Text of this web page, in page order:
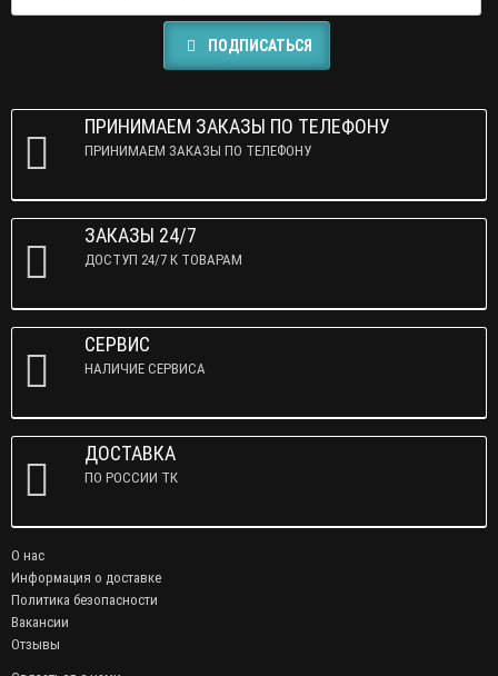
ПОДПИСАТЬСЯ
ПРИНИМАЕМ ЗАКАЗЫ ПО ТЕЛЕФОНУ
ПРИНИМАЕМ ЗАКАЗЫ ПО ТЕЛЕФОНУ
ЗАКАЗЫ 24/7
ДОСТУП 24/7 К ТОВАРАМ
СЕРВИС
НАЛИЧИЕ СЕРВИСА
ДОСТАВКА
ПО РОССИИ ТК
О нас
Информация о доставке
Политика безопасности
Вакансии
Отзывы